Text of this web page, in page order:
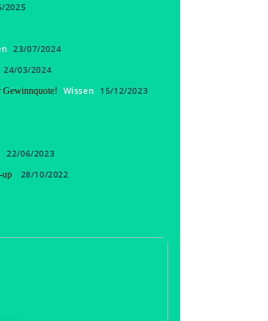
2025
23/07/2024
24/03/2024
Gewinnquote! Wissen 15/12/2023
22/06/2023
up 28/10/2022